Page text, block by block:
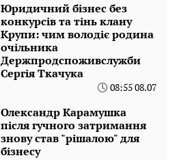
Юридичний бізнес без
конкурсів та тінь клану
Крупи: чим володіє родина
очільника
Держпродспоживслужби
Сергія Ткачука
08:55 08.07
Олександр Карамушка
після гучного затримання
знову став "рішалою" для
бізнесу